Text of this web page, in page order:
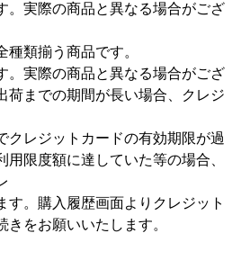
。実際の商品と異なる場合がござ
類揃う商品です。
。実際の商品と異なる場合がござ
荷までの期間が長い場合、クレジ
クレジットカードの有効期限が過
用限度額に達していた等の場合、
す。購入履歴画面よりクレジット
きをお願いいたします。